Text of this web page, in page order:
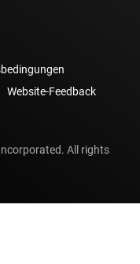
Website-Feedback
All rights